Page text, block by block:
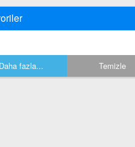
Daha fazla... Temizle